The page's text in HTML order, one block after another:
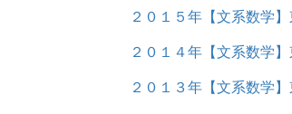
２０１５年【文系数学
２０１４年【文系数学
２０１３年【文系数学